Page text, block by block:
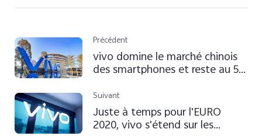
Précédent
vivo domine le marché chinois
des smartphones et reste au 5e
2021, selon IDC
Suivant
Juste à temps pour l'EURO
2020, vivo s'étend sur les